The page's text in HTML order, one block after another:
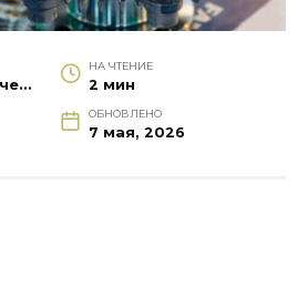
Олександр Кравченко
НА ЧТЕНИЕ
2 мин
ОБНОВЛЕНО
7 мая, 2026